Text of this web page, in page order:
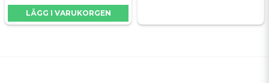
LÄGG I VARUKORGEN